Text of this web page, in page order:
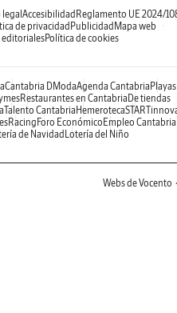
legalAccesibilidadReglamento UE 2024/
de privacidadPublicidadMapa web
Política de cookies
Cantabria DModaAgenda CantabriaPlayas
Restaurantes en CantabriaDe tiendas
Talento CantabriaHemeroteca
RacingForo EconómicoEmpleo Cantabria
de NavidadLotería del Niño
Webs de Vocento